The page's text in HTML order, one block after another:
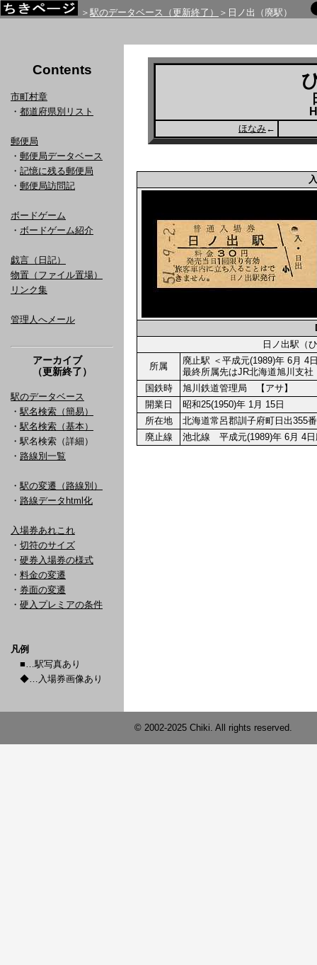
＞ 駅のデータベース（更新終了） ＞日ノ出（廃駅）
Contents
市町村章
・ 都道府県別リスト
郵便局
・ 郵便局データベース
・ 記憶に残る郵便局
・ 郵便局訪問記
ボードゲーム
・ ボードゲーム紹介
戯言（日記）
物置（ファイル置場）
リンク集
管理人へメール
アーカイブ
（更新終了）
駅のデータベース
・ 駅名検索（簡易）
・ 駅名検索（基本）
・駅名検索（詳細）
・ 路線別一覧
・ 駅の変遷（路線別）
・ 路線データhtml化
入場券あれこれ
・ 切符のサイズ
・ 硬券入場券の様式
・ 料金の変遷
・ 券面の変遷
・ 硬入プレミアの条件
凡例
■…駅写真あり
◆…入場券画像あり
ほなみ←
日ノ出駅
所属
廃止駅 ＜平成元(1989)年 6月 4
最終所属先はJR北海道旭川支社
国鉄時
旭川鉄道管理局 【アサ】
開業日
昭和25(1950)年 1月 15日
所在地
北海道常呂郡訓子府町日出355
廃止線
池北線 平成元(1989)年 6月 4日
© 2002-2025 Chiki. All rights reserved.